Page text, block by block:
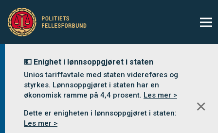
💵 Enighet i lønnsoppgjøret i staten
Unios tariffavtale med staten videreføres og
styrkes. Lønnsoppgjøret i staten har en
økonomisk ramme på 4,4 prosent. Les mer >
Dette er enigheten i lønnsoppgjøret i staten:
Les mer >
✕